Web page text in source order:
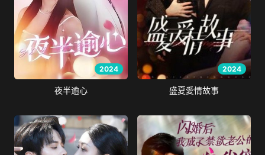
2024
夜半逾心
2024
盛夏愛情故事